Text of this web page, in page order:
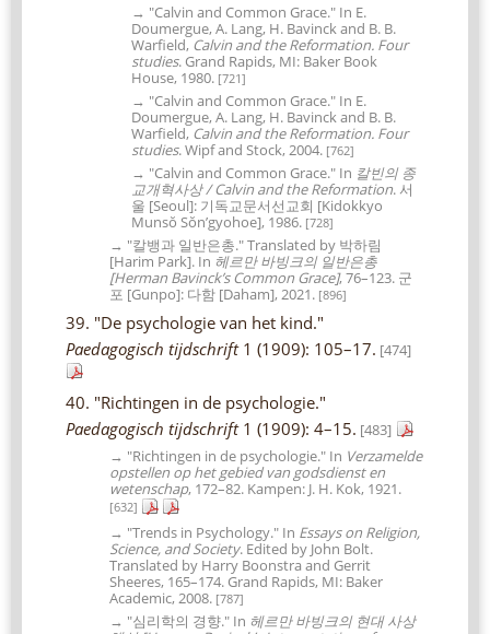
→ "Calvin and Common Grace." In E.
Doumergue, A. Lang, H. Bavinck and B. B.
Warfield, Calvin and the Reformation. Four
studies. Grand Rapids, MI: Baker Book
House, 1980. [721]
→ "Calvin and Common Grace." In E.
Doumergue, A. Lang, H. Bavinck and B. B.
Warfield, Calvin and the Reformation. Four
studies. Wipf and Stock, 2004. [762]
→ "Calvin and Common Grace." In 칼빈의 종
교개혁사상 / Calvin and the Reformation. 서
울 [Seoul]: 기독교문서선교회 [Kidokkyo
Munsŏ Sŏnʼgyohoe], 1986. [728]
→ "칼뱅과 일반은총." Translated by 박하림
[Harim Park]. In 헤르만 바빙크의 일반은총
[Herman Bavinck’s Common Grace], 76–123. 군
포 [Gunpo]: 다함 [Daham], 2021. [896]
39. "De psychologie van het kind."
Paedagogisch tijdschrift1 (1909): 105–17. [474]
40. "Richtingen in de psychologie."
Paedagogisch tijdschrift1 (1909): 4–15. [483]
→ "Richtingen in de psychologie." In Verzamelde
opstellen op het gebied van godsdienst en
wetenschap, 172–82. Kampen: J. H. Kok, 1921.
[632]
→ "Trends in Psychology." In Essays on Religion,
Science, and Society. Edited by John Bolt.
Translated by Harry Boonstra and Gerrit
Sheeres, 165–174. Grand Rapids, MI: Baker
Academic, 2008. [787]
→ "심리학의 경향." In 헤르만 바빙크의 현대 사상